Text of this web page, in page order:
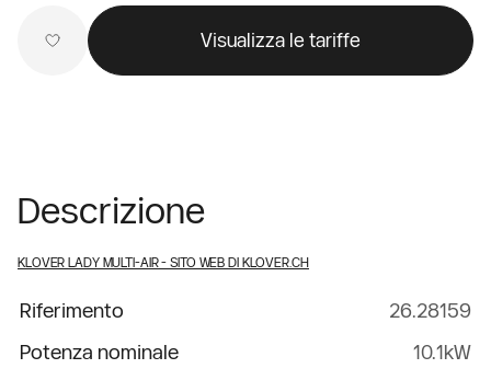
Visualizza le tariffe
Descrizione
KLOVER LADY MULTI-AIR- SITO WEB DI KLOVER.CH
Riferimento
26.28159
Potenza nominale
10.1kW